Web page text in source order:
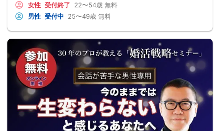
女性 受付終了 22〜54歳 無料
男性 受付中 25〜49歳 無料